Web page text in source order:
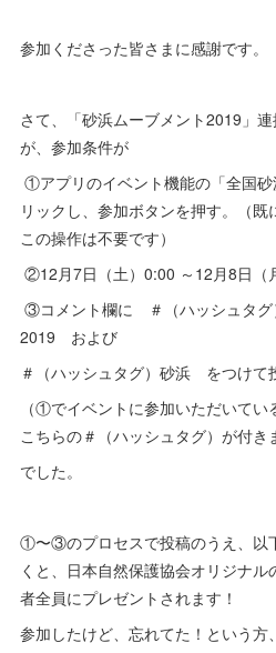
参加くださった皆さまに感謝です。
さて、「砂浜ムーブメント2019」
が、参加条件が
①アプリのイベント機能の「全国
リックし、参加ボタンを押す。（既
この操作は不要です）
②12月7日（土）0:00 ～12月8日（
③コメント欄に ＃（ハッシュタグ
2019 および
＃（ハッシュタグ）砂浜 をつけて
（①でイベントに参加いただいて
こちらの＃（ハッシュタグ）が付き
でした。
①〜③のプロセスで投稿のうえ、以
くと、日本自然保護協会オリジナル
者全員にプレゼントされます！
参加したけど、忘れてた！という方